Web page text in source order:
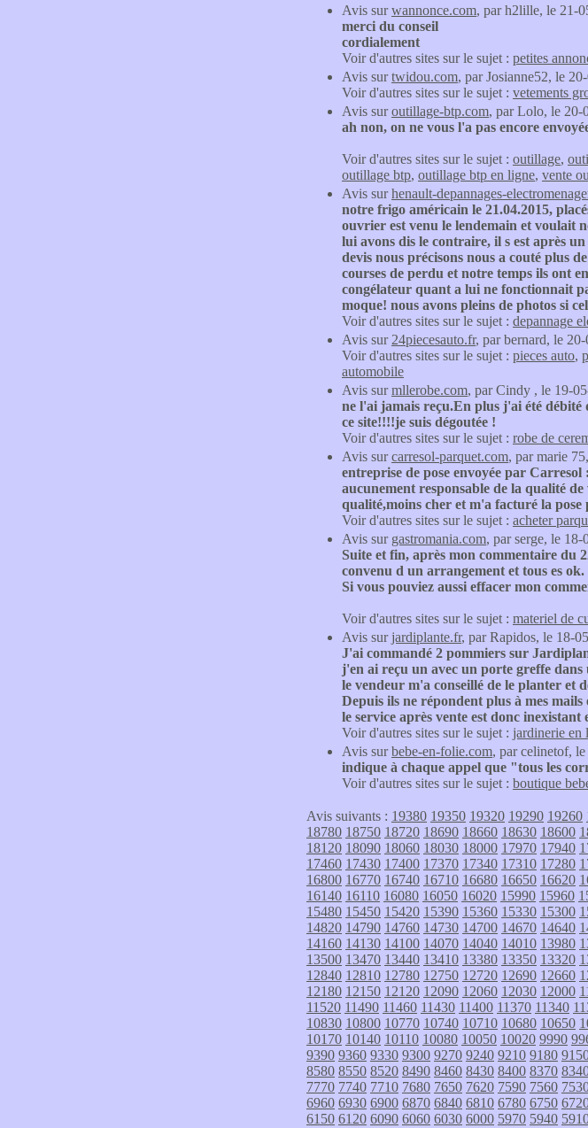
Avis surwannonce.com, par h2lille, le 21-
merci du conseil
cordialement
Voir d'autres sites sur le sujet : petites
Avis surtwidou.com, par Josianne52, le
Voir d'autres sites sur le sujet : vetements
Avis suroutillage-btp.com, par Lolo, le 20-
ah non, on ne vous l'a pas encore
Voir d'autres sites sur le sujet : outillage,
outillage btp, outillage btp en ligne, vente
Avis surhenault-depannages-
notre frigo américain le 21.04.2015,
ouvrier est venu le lendemain et voulait
lui avons dis le contraire, il s est après
devis nous précisons nous a couté plus
courses de perdu et notre temps ils ont
congélateur quant a lui ne fonctionnait
moque! nous avons pleins de photos si
Voir d'autres sites sur le sujet : depannage
Avis sur 24piecesauto.fr, par bernard, le
Voir d'autres sites sur le sujet : pieces auto,
automobile
Avis surmllerobe.com, par Cindy , le 19-
ne l'ai jamais reçu.En plus j'ai été
ce site!!!!je suis dégoutée !
Voir d'autres sites sur le sujet : robe de
Avis surcarresol-parquet.com, par marie
entreprise de pose envoyée par
aucunement responsable de la qualité
qualité,moins cher et m'a facturé la
Voir d'autres sites sur le sujet : acheter
Avis sur gastromania.com, par serge, le
Suite et fin, après mon commentaire du
convenu d un arrangement et tous es ok.
Si vous pouviez aussi effacer mon
Voir d'autres sites sur le sujet : materiel de
Avis surjardiplante.fr, par Rapidos, le 18-
J'ai commandé 2 pommiers sur
j'en ai reçu un avec un porte greffe dans
le vendeur m'a conseillé de le planter et
Depuis ils ne répondent plus à mes
le service après vente est donc inexistant
Voir d'autres sites sur le sujet : jardinerie en
Avis surbebe-en-folie.com, par celinetof,
indique à chaque appel que "tous les
Voir d'autres sites sur le sujet : boutique
Avis suivants : 19380 19350 19320 19290 19260
18780 18750 18720 18690 18660 18630 18600
18120 18090 18060 18030 18000 17970 17940
17460 17430 17400 17370 17340 17310 17280
16800 16770 16740 16710 16680 16650 16620
16140 16110 16080 16050 16020 15990 15960
15480 15450 15420 15390 15360 15330 15300
14820 14790 14760 14730 14700 14670 14640
14160 14130 14100 14070 14040 14010 13980
13500 13470 13440 13410 13380 13350 13320
12840 12810 12780 12750 12720 12690 12660
12180 12150 12120 12090 12060 12030 12000
11520 11490 11460 11430 11400 11370 11340
10830 10800 10770 10740 10710 10680 10650
10170 10140 10110 10080 10050 10020 9990
9390 9360 9330 9300 9270 9240 9210 9180
8580 8550 8520 8490 8460 8430 8400 8370
7770 7740 7710 7680 7650 7620 7590 7560
6960 6930 6900 6870 6840 6810 6780 6750
6150 6120 6090 6060 6030 6000 5970 5940